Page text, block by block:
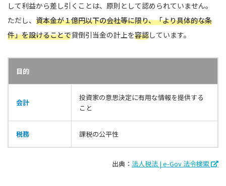
して利益から差し引くことは、原則として認められていません。
ただし、 資本金が１億円以下の会社等に限り、「より具体的な条
件」を設けることで貸倒引当金の計上を容認しています。
目的
会計
投資家の意思決定に有用な情報を提供する
こと
税務 課税の公平性
出典： 法人税法 | e-Gov 法令検索